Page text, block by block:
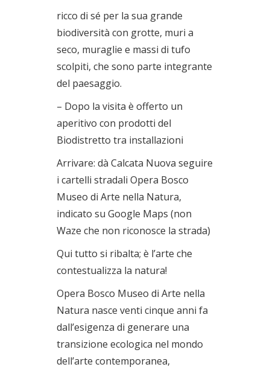
ricco di sé per la sua grande
biodiversità con grotte, muri a
seco, muraglie e massi di tufo
scolpiti, che sono parte integrante
del paesaggio.
– Dopo la visita è offerto un
aperitivo con prodotti del
Biodistretto tra installazioni
Arrivare: dà Calcata Nuova seguire
i cartelli stradali Opera Bosco
Museo di Arte nella Natura,
indicato su Google Maps (non
Waze che non riconosce la strada)
Qui tutto si ribalta; è l’arte che
contestualizza la natura!
Opera Bosco Museo di Arte nella
Natura nasce venti cinque anni fa
dall’esigenza di generare una
transizione ecologica nel mondo
dell’arte contemporanea,